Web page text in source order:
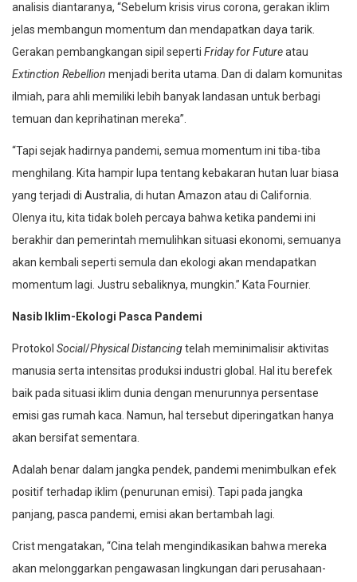
analisis diantaranya, “Sebelum krisis virus corona, gerakan iklim
jelas membangun momentum dan mendapatkan daya tarik.
Gerakan pembangkangan sipil seperti Friday for Futureatau
Extinction Rebellion menjadi berita utama. Dan di dalam komunitas
ilmiah, para ahli memiliki lebih banyak landasan untuk berbagi
temuan dan keprihatinan mereka”.
“Tapi sejak hadirnya pandemi, semua momentum ini tiba-tiba
menghilang. Kita hampir lupa tentang kebakaran hutan luar biasa
yang terjadi di Australia, di hutan Amazon atau di California.
Olenya itu, kita tidak boleh percaya bahwa ketika pandemi ini
berakhir dan pemerintah memulihkan situasi ekonomi, semuanya
akan kembali seperti semula dan ekologi akan mendapatkan
momentum lagi. Justru sebaliknya, mungkin.” Kata Fournier.
Nasib Iklim-Ekologi Pasca Pandemi
Protokol Social/Physical Distancingtelah meminimalisir aktivitas
manusia serta intensitas produksi industri global. Hal itu berefek
baik pada situasi iklim dunia dengan menurunnya persentase
emisi gas rumah kaca. Namun, hal tersebut diperingatkan hanya
akan bersifat sementara.
Adalah benar dalam jangka pendek, pandemi menimbulkan efek
positif terhadap iklim (penurunan emisi). Tapi pada jangka
panjang, pasca pandemi, emisi akan bertambah lagi.
Crist mengatakan, “Cina telah mengindikasikan bahwa mereka
akan melonggarkan pengawasan lingkungan dari perusahaan-